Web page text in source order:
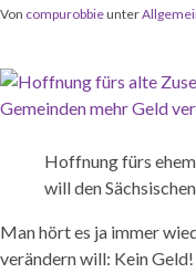
Von compurobbieunter
Hoffnung fürs
will den
Man hört es ja immer
verändern will: Kein